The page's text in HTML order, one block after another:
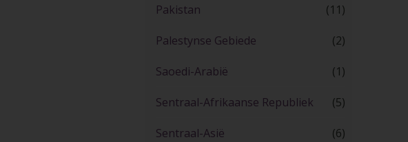
Pakistan (11)
Palestynse Gebiede (2)
Saoedi-Arabië (1)
Sentraal-Afrikaanse Republiek (5)
Sentraal-Asië (6)